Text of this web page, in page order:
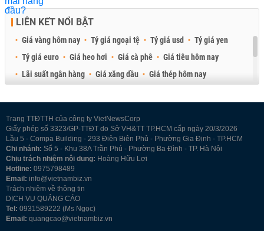
LIÊN KẾT NỔI BẬT
Giá vàng hôm nay Tỷ giá ngoại tệ Tỷ giá usd
Tỷ giá yen
Tỷ giá euro
Giá heo hơi Giá cà phê
Giá tiêu hôm nay
Lãi suất ngân hàng
Giá xăng dầu
Giá thép hôm nay
Trang TTĐTTH của công ty VietNewsCorp
Giấy phép số 3323/GP-TTĐT do Sở VH&TT TP.HCM cấp ngày 20/3/2026
Lầu 5 - Compa Building - 293 Điện Biên Phủ - Phường Gia Định - TP.HCM
Chi nhánh: Số 5 - Khu 38A Trần Phú - Phường Ba Đình - TP. Hà Nội
Chịu trách nhiệm nội dung: Hoàng Hữu Lợi
Hotline: 0975798489
Email: info@vietnambiz.vn
Trách nhiệm về thông tin
DỊCH VỤ QUẢNG CÁO
Tel: 0931589222 (Ms Ngọc)
Email: quangcao@vietnambiz.vn